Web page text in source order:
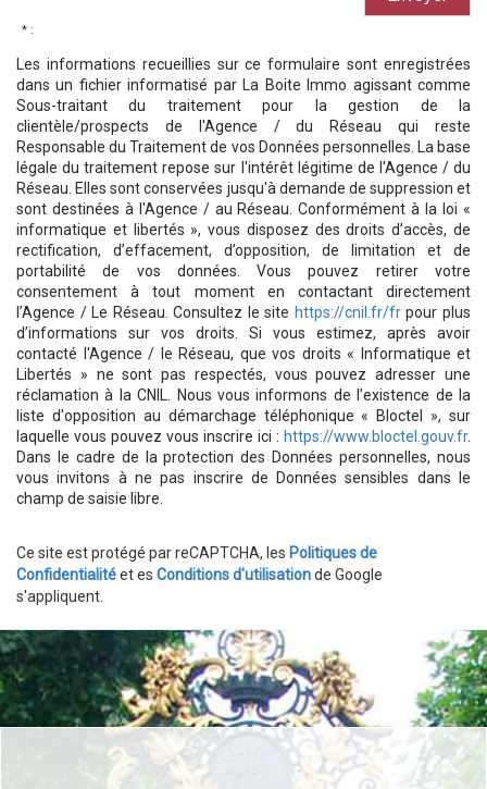
* :
Les informations recueillies sur ce formulaire sont enregistrées
dans un fichier informatisé par La Boite Immo agissant comme
Sous-traitant du traitement pour la gestion de la
clientèle/prospects de l'Agence / du Réseau qui reste
Responsable du Traitement de vos Données personnelles. La base
légale du traitement repose sur l'intérêt légitime de l'Agence / du
Réseau. Elles sont conservées jusqu'à demande de suppression et
sont destinées à l'Agence / au Réseau. Conformément à la loi «
informatique et libertés », vous disposez des droits d’accès, de
rectification, d’effacement, d’opposition, de limitation et de
portabilité de vos données. Vous pouvez retirer votre
consentement à tout moment en contactant directement
l’Agence / Le Réseau. Consultez le site https://cnil.fr/frpour plus
d’informations sur vos droits. Si vous estimez, après avoir
contacté l'Agence / le Réseau, que vos droits « Informatique et
Libertés » ne sont pas respectés, vous pouvez adresser une
réclamation à la CNIL. Nous vous informons de l’existence de la
liste d'opposition au démarchage téléphonique « Bloctel », sur
laquelle vous pouvez vous inscrire ici : https://www.bloctel.gouv.fr.
Dans le cadre de la protection des Données personnelles, nous
vous invitons à ne pas inscrire de Données sensibles dans le
champ de saisie libre.
Ce site est protégé par reCAPTCHA, les Politiques de
Confidentialitéet es Conditions d'utilisationde Google
s'appliquent.